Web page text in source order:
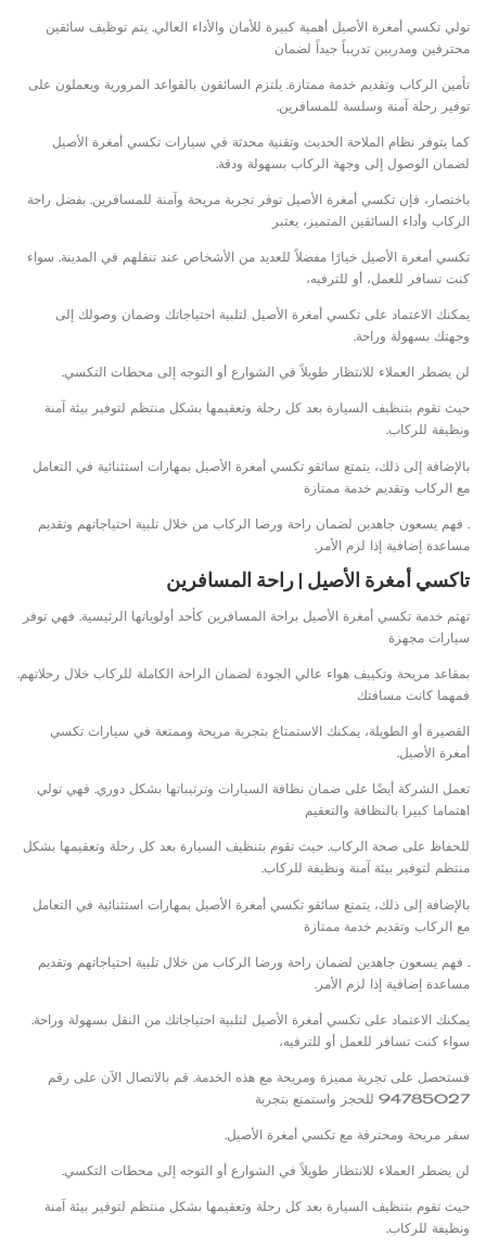
تولي تكسي أمغرة الأصيل أهمية كبيرة للأمان والأداء العالي. يتم توظيف سائقين
محترفين ومدربين تدريباً جيداً لضمان
تأمين الركاب وتقديم خدمة ممتازة. يلتزم السائقون بالقواعد المرورية ويعملون على
توفير رحلة آمنة وسلسة للمسافرين.
كما يتوفر نظام الملاحة الحديث وتقنية محدثة في سيارات تكسي أمغرة الأصيل
لضمان الوصول إلى وجهة الركاب بسهولة ودقة.
باختصار، فإن تكسي أمغرة الأصيل توفر تجربة مريحة وآمنة للمسافرين. بفضل راحة
الركاب وأداء السائقين المتميز، يعتبر
تكسي أمغرة الأصيل خيارًا مفضلاً للعديد من الأشخاص عند تنقلهم في المدينة. سواء
كنت تسافر للعمل، أو للترفيه،
يمكنك الاعتماد على تكسي أمغرة الأصيل لتلبية احتياجاتك وضمان وصولك إلى
وجهتك بسهولة وراحة.
لن يضطر العملاء للانتظار طويلاً في الشوارع أو التوجه إلى محطات التكسي.
حيث تقوم بتنظيف السيارة بعد كل رحلة وتعقيمها بشكل منتظم لتوفير بيئة آمنة
ونظيفة للركاب.
بالإضافة إلى ذلك، يتمتع سائقو تكسي أمغرة الأصيل بمهارات استثنائية في التعامل
مع الركاب وتقديم خدمة ممتازة
. فهم يسعون جاهدين لضمان راحة ورضا الركاب من خلال تلبية احتياجاتهم وتقديم
مساعدة إضافية إذا لزم الأمر.
تاكسي أمغرة الأصيل | راحة المسافرين
تهتم خدمة تكسي أمغرة الأصيل براحة المسافرين كأحد أولوياتها الرئيسية. فهي توفر
سيارات مجهزة
بمقاعد مريحة وتكييف هواء عالي الجودة لضمان الراحة الكاملة للركاب خلال رحلاتهم.
فمهما كانت مسافتك
القصيرة أو الطويلة، يمكنك الاستمتاع بتجربة مريحة وممتعة في سيارات تكسي
أمغرة الأصيل.
تعمل الشركة أيضًا على ضمان نظافة السيارات وترتيباتها بشكل دوري. فهي تولي
اهتماما كبيرا بالنظافة والتعقيم
للحفاظ على صحة الركاب. حيث تقوم بتنظيف السيارة بعد كل رحلة وتعقيمها بشكل
منتظم لتوفير بيئة آمنة ونظيفة للركاب.
بالإضافة إلى ذلك، يتمتع سائقو تكسي أمغرة الأصيل بمهارات استثنائية في التعامل
مع الركاب وتقديم خدمة ممتازة
. فهم يسعون جاهدين لضمان راحة ورضا الركاب من خلال تلبية احتياجاتهم وتقديم
مساعدة إضافية إذا لزم الأمر.
يمكنك الاعتماد على تكسي أمغرة الأصيل لتلبية احتياجاتك من النقل بسهولة وراحة.
سواء كنت تسافر للعمل أو للترفيه،
فستحصل على تجربة مميزة ومريحة مع هذه الخدمة. قم بالاتصال الآن على رقم
94785027 للحجز واستمتع بتجربة
سفر مريحة ومحترفة مع تكسي أمغرة الأصيل.
لن يضطر العملاء للانتظار طويلاً في الشوارع أو التوجه إلى محطات التكسي.
حيث تقوم بتنظيف السيارة بعد كل رحلة وتعقيمها بشكل منتظم لتوفير بيئة آمنة
ونظيفة للركاب.